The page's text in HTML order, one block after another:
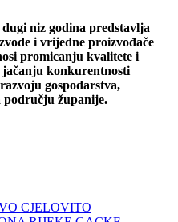
niz godina predstavlja
i vrijedne proizvođače
promicanju kvalitete i
konkurentnosti
gospodarstva,
području županije.
CJELOVITO